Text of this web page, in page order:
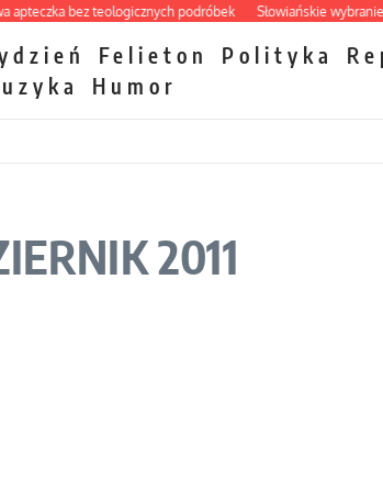
bez teologicznych podróbek Słowiańskie
Felieton Polityka
Humor
2011